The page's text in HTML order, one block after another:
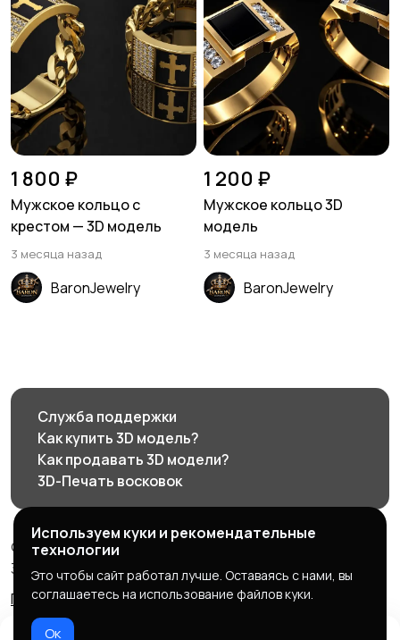
1 800 ₽
Мужское кольцо с
крестом — 3D модель
3 месяца назад
BaronJewelry
1 200 ₽
Мужское кольцо 3D
модель
3 месяца назад
BaronJewelry
Служба поддержки
Как купить 3D модель?
Как продавать 3D модели?
3D-Печать восковок
© 2026 3d585.ru - Маркетплейс ювелирного дизайна
3d585.ru
Правила сервиса
Политика конфиденциальности
Используем куки и рекомендательные
технологии
Это чтобы сайт работал лучше. Оставаясь с нами, вы
соглашаетесь на использование файлов куки.
Ок